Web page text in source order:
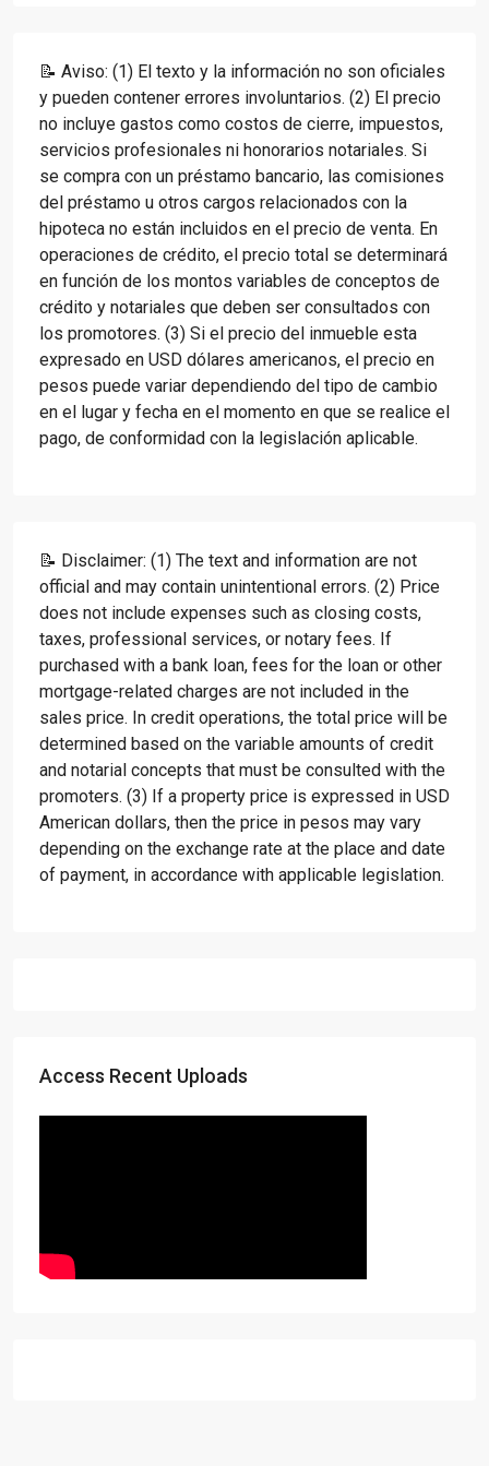
📝 Aviso: (1) El texto y la información no son oficiales
y pueden contener errores involuntarios. (2) El precio
no incluye gastos como costos de cierre, impuestos,
servicios profesionales ni honorarios notariales. Si
se compra con un préstamo bancario, las comisiones
del préstamo u otros cargos relacionados con la
hipoteca no están incluidos en el precio de venta. En
operaciones de crédito, el precio total se determinará
en función de los montos variables de conceptos de
crédito y notariales que deben ser consultados con
los promotores. (3) Si el precio del inmueble esta
expresado en USD dólares americanos, el precio en
pesos puede variar dependiendo del tipo de cambio
en el lugar y fecha en el momento en que se realice el
pago, de conformidad con la legislación aplicable.
📝 Disclaimer: (1) The text and information are not
official and may contain unintentional errors. (2) Price
does not include expenses such as closing costs,
taxes, professional services, or notary fees. If
purchased with a bank loan, fees for the loan or other
mortgage-related charges are not included in the
sales price. In credit operations, the total price will be
determined based on the variable amounts of credit
and notarial concepts that must be consulted with the
promoters. (3) If a property price is expressed in USD
American dollars, then the price in pesos may vary
depending on the exchange rate at the place and date
of payment, in accordance with applicable legislation.
Access Recent Uploads